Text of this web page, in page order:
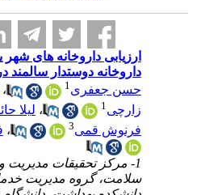
ارزیابی داروخانه های شهر
داروخانه دوستدار سالمند در
حسن جعفری1 ،
زارچی
،لیلا
فرنوش قمی
،
1- مرکز تحقیقات مدیریت
سلامت، گروه مدیریت